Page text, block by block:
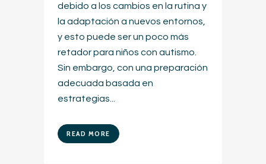
debido a los cambios en la rutina y
la adaptación a nuevos entornos,
y esto puede ser un poco más
retador para niños con autismo.
Sin embargo, con una preparación
adecuada basada en
estrategias...
READ MORE